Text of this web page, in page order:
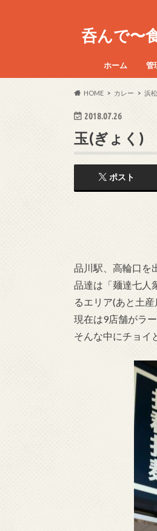
呑んで〜
ホーム 管
HOME カレー 浜
2018.07.26
玉(ぎょく)
ポスト
品川駅、高輪口を
品達は「麺達七人
るエリア(あと土
現在は9店舗がラ
そんな中にチョイ